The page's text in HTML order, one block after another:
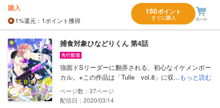
購入
1%還元 ：1ポイント獲得
150ポイント
すぐに購入
捕食対象ひなどりくん 第4話
強面ドSリーダーに翻弄される、初心なイケメンボー
カル。※この作品は「Tulle vol.8」に収...もっと読む
37
配信日：2020/03/14